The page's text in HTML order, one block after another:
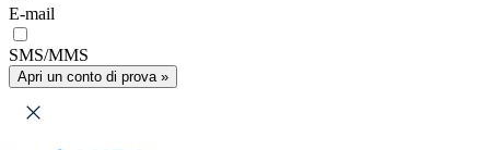
E-mail
SMS/MMS
Apri un conto di prova »